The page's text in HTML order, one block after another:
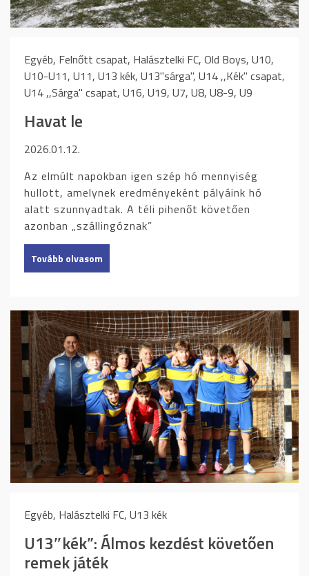
Egyéb, Felnőtt csapat, Halásztelki FC, Old Boys, U10,
U10-U11, U11, U13 kék, U13"sárga", U14 ,,Kék" csapat,
U14 ,,Sárga" csapat, U16, U19, U7, U8, U8-9, U9
Havat le
2026.01.12.
Az elmúlt napokban igen szép hó mennyiség
hullott, amelynek eredményeként pályáink hó
alatt szunnyadtak. A téli pihenőt követően
azonban „szállingóznak”
Tovább olvasom
Egyéb, Halásztelki FC, U13 kék
U13″kék”: Álmos kezdést követően
remek játék